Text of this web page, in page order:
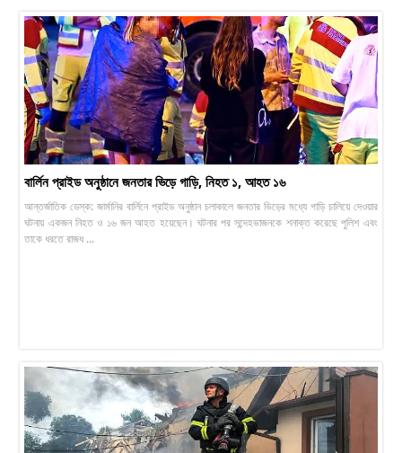
বার্লিন প্রাইড অনুষ্ঠানে জনতার ভিড়ে গাড়ি, নিহত ১, আহত ১৬
আন্তর্জাতিক ডেস্ক: জার্মানির বার্লিনে প্রাইড অনুষ্ঠান চলাকালে জনতার ভিড়ের মধ্যে গাড়ি চালিয়ে দেওয়ার
ঘটনায় একজন নিহত ও ১৬ জন আহত হয়েছেন। ঘটনার পর সন্দেহভাজনকে শনাক্ত করেছে পুলিশ এবং
তাকে ধরতে রাজধ ...